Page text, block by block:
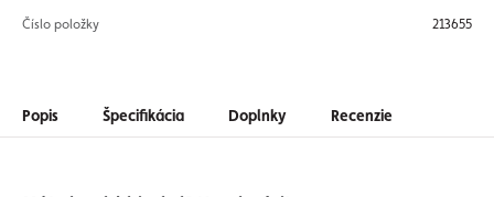
Číslo položky 213655
Popis Špecifikácia Doplnky Recenzie